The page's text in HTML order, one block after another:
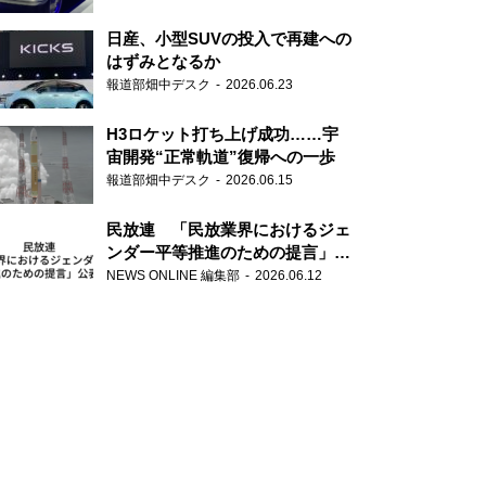
日産、小型SUVの投入で再建への
はずみとなるか
報道部畑中デスク 2026.06.23
H3ロケット打ち上げ成功……宇
宙開発“正常軌道”復帰への一歩
報道部畑中デスク 2026.06.15
民放連 「民放業界におけるジェ
ンダー平等推進のための提言」を
公表
NEWS ONLINE 編集部 2026.06.12